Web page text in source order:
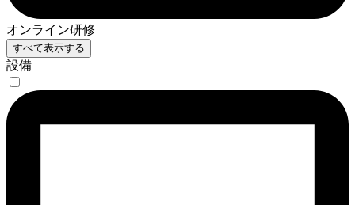
オンライン研修
すべて表示する
設備